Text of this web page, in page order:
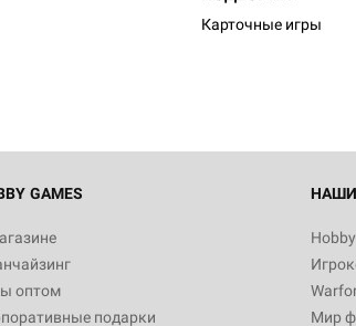
Карточные игры
GAMES
оптом
подарки
Мир
смерть
990
игра Hobby World Берсерк.